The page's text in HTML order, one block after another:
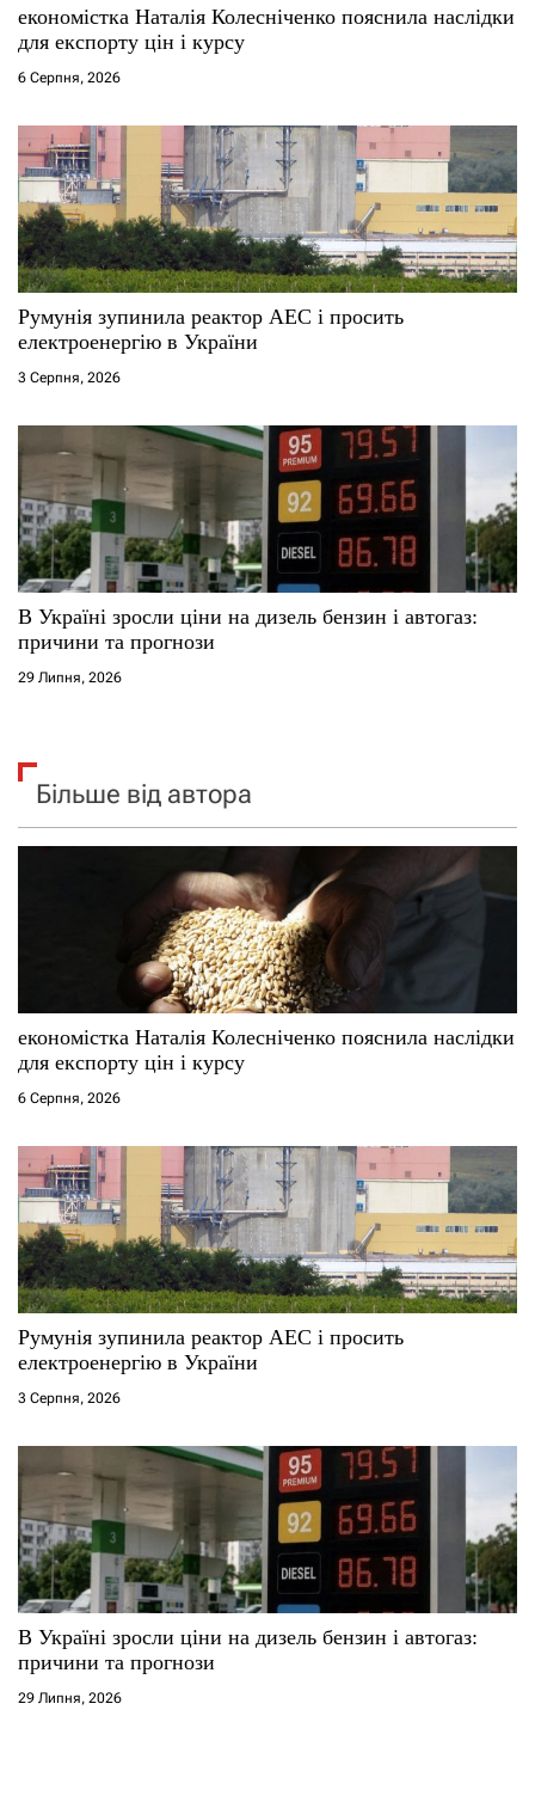
с
в
економістка Наталія Колесніченко пояснила наслідки
для експорту цін і курсу
6 Серпня, 2026
Румунія зупинила реактор АЕС і просить
електроенергію в України
3 Серпня, 2026
В Україні зросли ціни на дизель бензин і автогаз:
причини та прогнози
29 Липня, 2026
Більше від автора
економістка Наталія Колесніченко пояснила наслідки
для експорту цін і курсу
6 Серпня, 2026
Румунія зупинила реактор АЕС і просить
електроенергію в України
3 Серпня, 2026
В Україні зросли ціни на дизель бензин і автогаз:
причини та прогнози
29 Липня, 2026